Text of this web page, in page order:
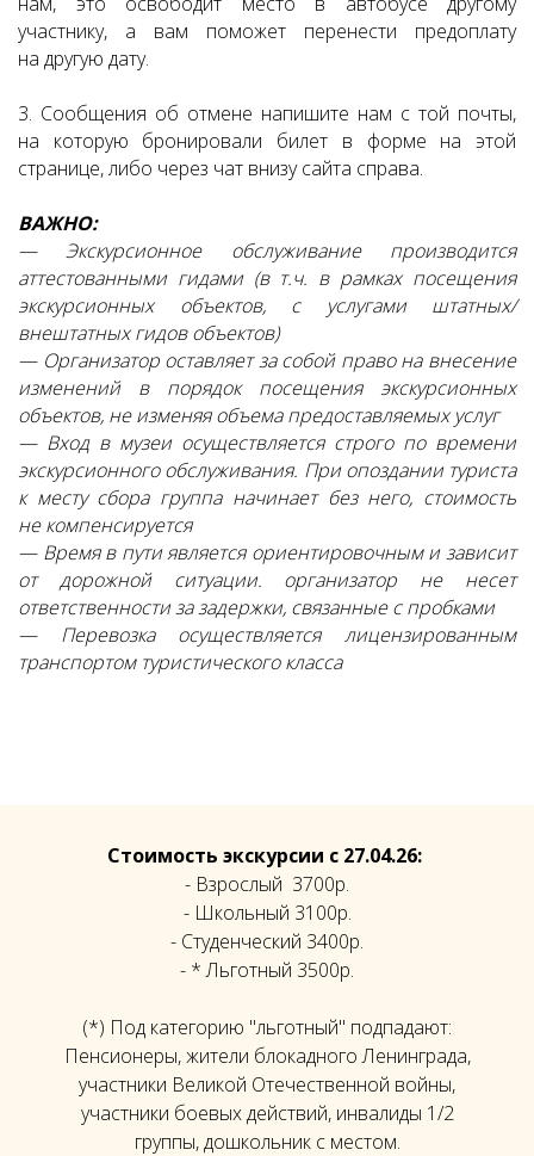
участнику, а вам поможет перенести предоплату
на другую дату.
3. Сообщения об отмене напишите нам с той почты,
на которую бронировали билет в форме на этой
странице, либо через чат внизу сайта справа.
ВАЖНО:
— Экскурсионное обслуживание производится
аттестованными гидами (в т.ч. в рамках посещения
экскурсионных объектов, с услугами штатных/
внештатных гидов объектов)
— Организатор оставляет за собой право на внесение
изменений в порядок посещения экскурсионных
объектов, не изменяя объема предоставляемых услуг
— Вход в музеи осуществляется строго по времени
экскурсионного обслуживания. При опоздании туриста
к месту сбора группа начинает без него, стоимость
не компенсируется
— Время в пути является ориентировочным и зависит
от дорожной ситуации. организатор не несет
ответственности за задержки, связанные с пробками
— Перевозка осуществляется лицензированным
транспортом туристического класса
Стоимость экскурсии с 27.04.26:
- Взрослый 3700р.
- Школьный 3100р.
- Студенческий 3400р.
- * Льготный 3500р.
(*) Под категорию "льготный" подпадают:
Пенсионеры, жители блокадного Ленинграда,
участники Великой Отечественной войны,
участники боевых действий, инвалиды 1/2
группы, дошкольник с местом.